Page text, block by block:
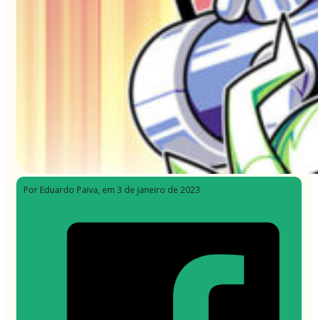
Por Eduardo Paiva, em 3 de janeiro de 2023